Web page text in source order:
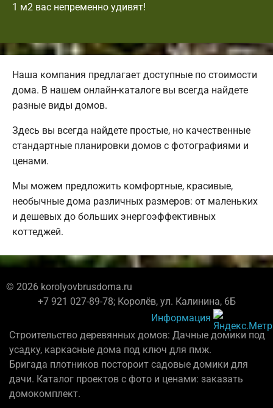
1 м2 вас непременно удивят!
Наша компания предлагает доступные по стоимости
дома. В нашем онлайн-каталоге вы всегда найдете
разные виды домов.
Здесь вы всегда найдете простые, но качественные
стандартные планировки домов с фотографиями и
ценами.
Мы можем предложить комфортные, красивые,
необычные дома различных размеров: от маленьких
и дешевых до больших энергоэффективных
коттеджей.
© 2026 korolyovbrusdoma.ru
+7 921 027-89-78; Королёв, ул. Калинина, 6Б
Информация
Строительство деревянных домов: Дачные домики под
усадку, каркасные дома под ключ для пмж.
Бригада плотников постороит садовые домики для
дачи. Каталог проектов с фото и ценами: заказать
домокомплект.